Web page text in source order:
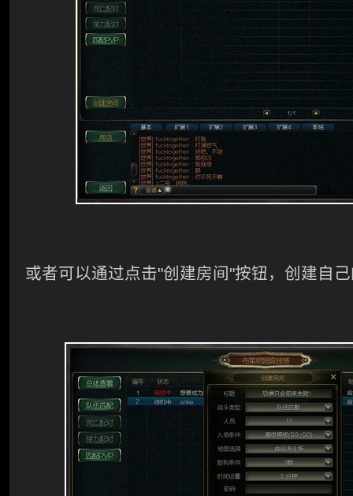
或者可以通过点击"创建房间"按钮，创建自